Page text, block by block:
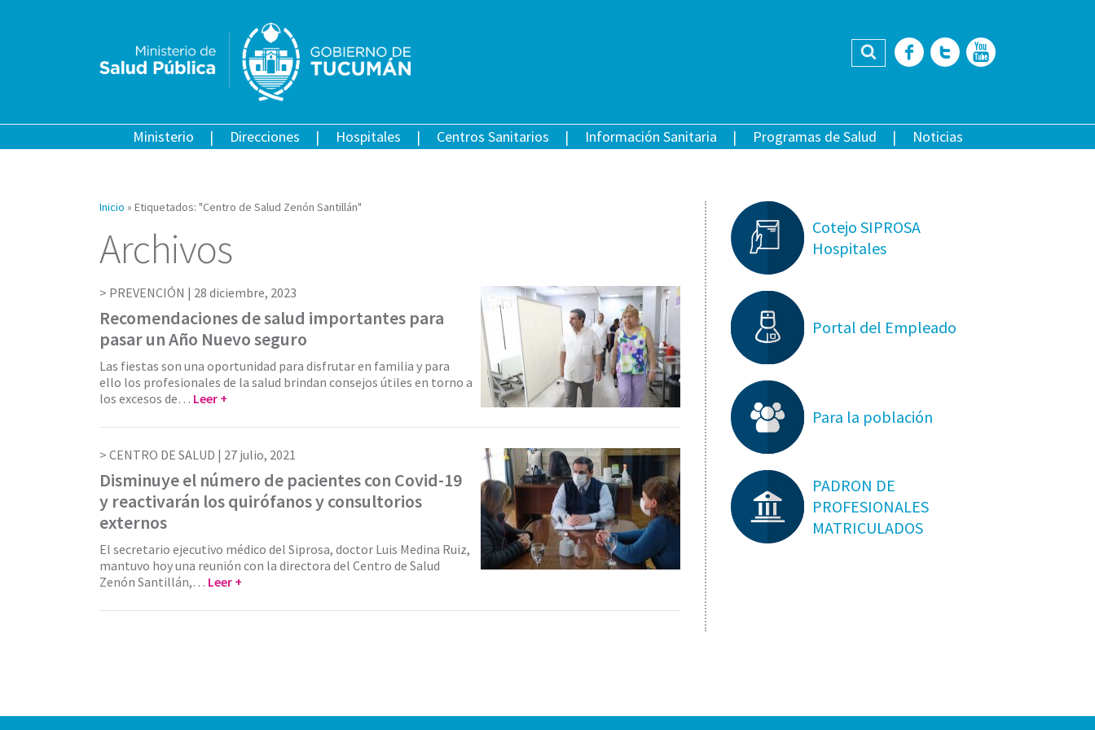
Buscar Facebook
Twitter
Ministerio Direcciones Hospitales Centros Sanitarios Información Sanitaria Programas de Salud Noticias
Inicio » Etiquetados: "Centro de Salud Zenón Santillán"
Archivos
PREVENCIÓN | 28 diciembre, 2023
Recomendaciones de salud importantes para
pasar un Año Nuevo seguro
Las fiestas son una oportunidad para disfrutar en familia y para
ello los profesionales de la salud brindan consejos útiles en torno a
los excesos de… Leer +
CENTRO DE SALUD | 27 julio, 2021
Disminuye el número de pacientes con Covid-19
y reactivarán los quirófanos y consultorios
externos
El secretario ejecutivo médico del Siprosa, doctor Luis Medina Ruiz,
mantuvo hoy una reunión con la directora del Centro de Salud
Zenón Santillán,… Leer +
Cotejo SIPROSA
Hospitales
Portal del Empleado
Para la población
PADRON DE
PROFESIONALES
MATRICULADOS